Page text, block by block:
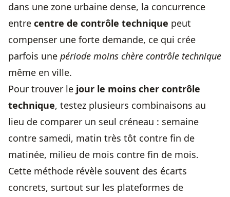
dans une zone urbaine dense, la concurrence
entre centre de contrôle technique peut
compenser une forte demande, ce qui crée
parfois une période moins chère contrôle technique
même en ville.
Pour trouver le jour le moins cher contrôle
technique, testez plusieurs combinaisons au
lieu de comparer un seul créneau : semaine
contre samedi, matin très tôt contre fin de
matinée, milieu de mois contre fin de mois.
Cette méthode révèle souvent des écarts
concrets, surtout sur les plateformes de